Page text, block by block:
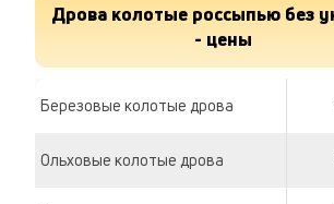
Дрова колотые россыпью без
- цены
Березовые колотые дрова
Ольховые колотые дрова